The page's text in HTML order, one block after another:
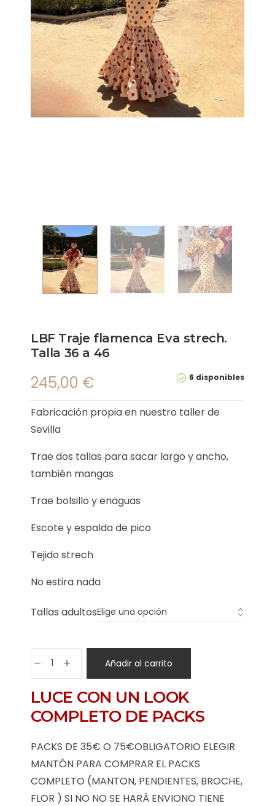
LBF Traje flamenca Eva strech.
Talla 36 a 46
6 disponibles
245,00 €
Fabricación propia en nuestro taller de
Sevilla
Trae dos tallas para sacar largo y ancho,
también mangas
Trae bolsillo y enaguas
Escote y espalda de pico
Tejido strech
No estira nada
Tallas adultos
Añadir al carrito
LUCE CON UN LOOK
COMPLETO DE PACKS
PACKS DE 35€ O 75€OBLIGATORIO ELEGIR
MANTÓN PARA COMPRAR EL PACKS
COMPLETO (MANTON, PENDIENTES, BROCHE,
FLOR ) SI NO NO SE HARÁ ENVIONO TIENE